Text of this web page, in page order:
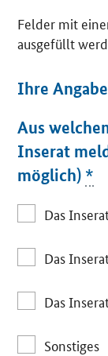
Felder mit
ausgefüllt
Ihre
Aus
Inserat
möglich) *
Das
Das
Das
Sonstiges